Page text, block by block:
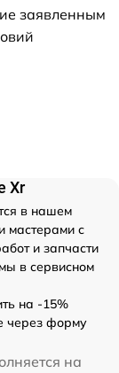
заявленным
Xr
в нашем
мастерами с
и запчасти
в сервисном
на -15%
через форму
на